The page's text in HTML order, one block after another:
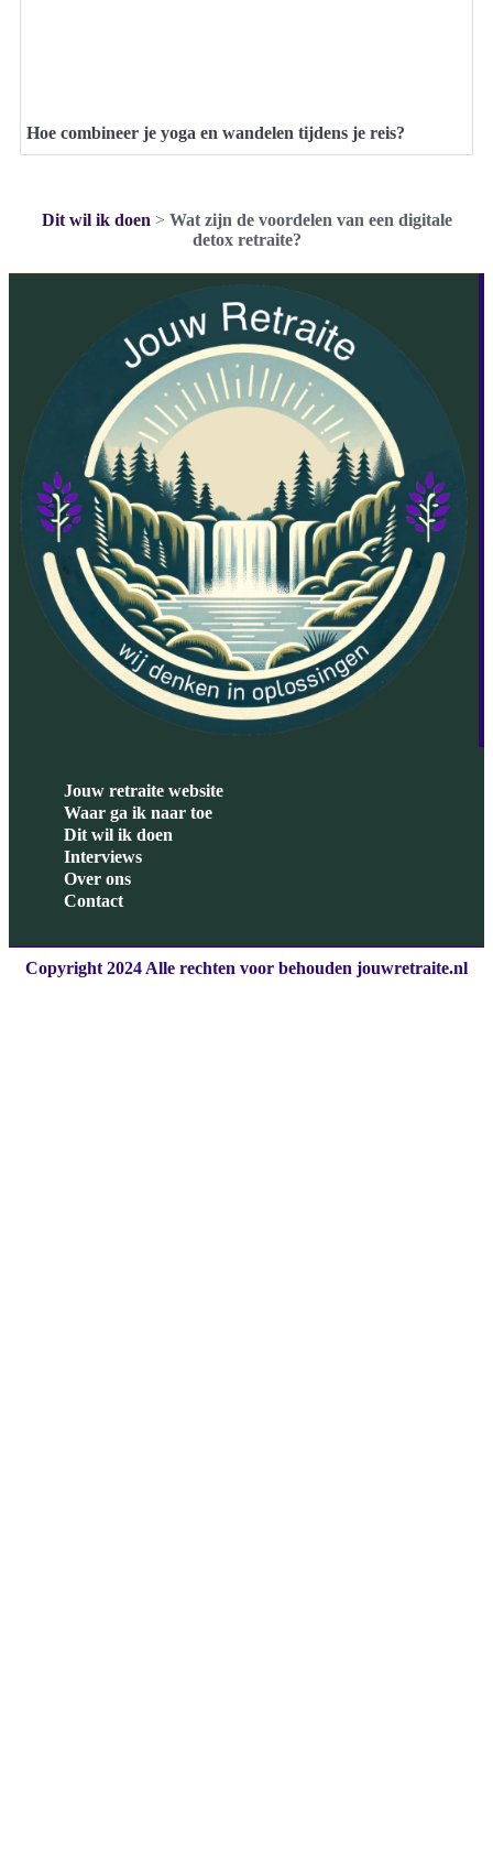
Hoe combineer je yoga en wandelen tijdens je reis?
Dit wil ik doen > Wat zijn de voordelen van een digitale
detox retraite?
Jouw retraite website
Waar ga ik naar toe
Dit wil ik doen
Interviews
Over ons
Contact
Copyright 2024 Alle rechten voor behouden jouwretraite.nl